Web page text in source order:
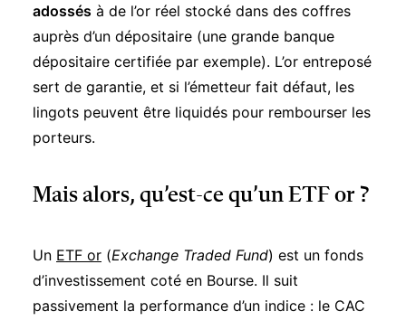
adossés à de l’or réel stocké dans des coffres
auprès d’un dépositaire (une grande banque
dépositaire certifiée par exemple). L’or entreposé
sert de garantie, et si l’émetteur fait défaut, les
lingots peuvent être liquidés pour rembourser les
porteurs.
Mais alors, qu’est-ce qu’un ETF or ?
Un ETF or (Exchange Traded Fund) est un fonds
d’investissement coté en Bourse. Il suit
passivement la performance d’un indice : le CAC